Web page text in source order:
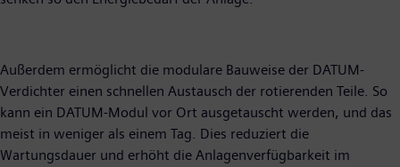
Außerdem ermöglicht die modulare Bauweise der DATUM-
Verdichter einen schnellen Austausch der rotierenden Teile. So
kann ein DATUM-Modul vor Ort ausgetauscht werden, und das
meist in weniger als einem Tag. Dies reduziert die
Wartungsdauer und erhöht die Anlagenverfügbarkeit im